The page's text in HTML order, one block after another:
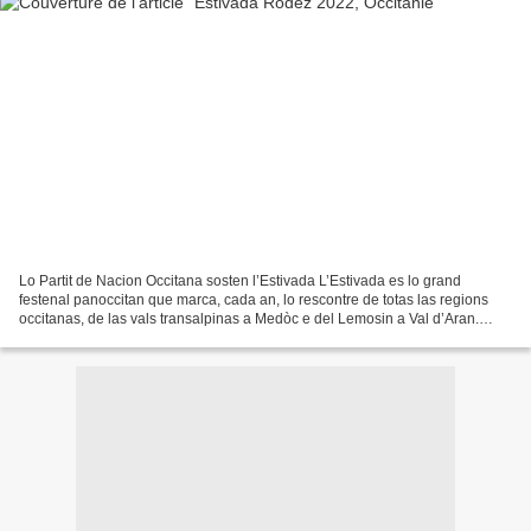
Lo Partit de Nacion Occitana sosten l’Estivada L’Estivada es lo grand
festenal panoccitan que marca, cada an, lo rescontre de totas las regions
occitanas, de las vals transalpinas a Medòc e del Lemosin a Val d’Aran.